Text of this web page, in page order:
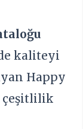
kaliteyi
Happy
çeşitlilik